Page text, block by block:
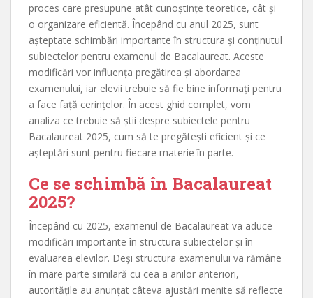
proces care presupune atât cunoștințe teoretice, cât și
o organizare eficientă. Începând cu anul 2025, sunt
așteptate schimbări importante în structura și conținutul
subiectelor pentru examenul de Bacalaureat. Aceste
modificări vor influența pregătirea și abordarea
examenului, iar elevii trebuie să fie bine informați pentru
a face față cerințelor. În acest ghid complet, vom
analiza ce trebuie să știi despre subiectele pentru
Bacalaureat 2025, cum să te pregătești eficient și ce
așteptări sunt pentru fiecare materie în parte.
Ce se schimbă în Bacalaureat
2025?
Începând cu 2025, examenul de Bacalaureat va aduce
modificări importante în structura subiectelor și în
evaluarea elevilor. Deși structura examenului va rămâne
în mare parte similară cu cea a anilor anteriori,
autoritățile au anunțat câteva ajustări menite să reflecte